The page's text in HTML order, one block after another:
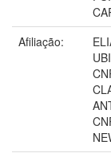
Afiliação: